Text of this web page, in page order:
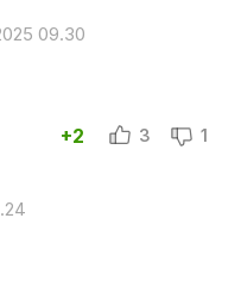
09.30
+2 3 1